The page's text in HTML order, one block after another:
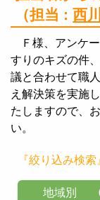
（担当 :西
Ｆ様、アンケ
すりのキズの件
議と合わせて職
え解決策を実施
たしますので、
い。
『絞り込み検索
地域別